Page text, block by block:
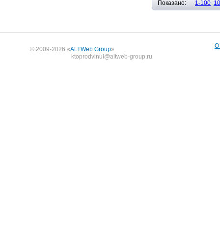
Показано: 1-100
© 2009-2026 «ALTWeb Group»
ktoprodvinul@altweb-group.ru
О